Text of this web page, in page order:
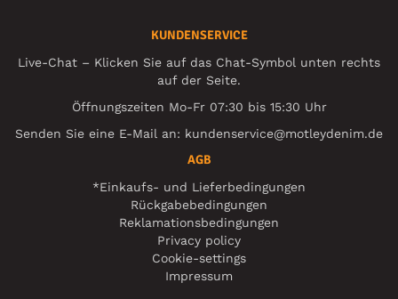
KUNDENSERVICE
Live-Chat – Klicken Sie auf das Chat-Symbol unten rechts
auf der Seite.
Öffnungszeiten Mo-Fr 07:30 bis 15:30 Uhr
Senden Sie eine E-Mail an: kundenservice@motleydenim.de
AGB
*Einkaufs- und Lieferbedingungen
Rückgabebedingungen
Reklamationsbedingungen
Privacy policy
Cookie-settings
Impressum